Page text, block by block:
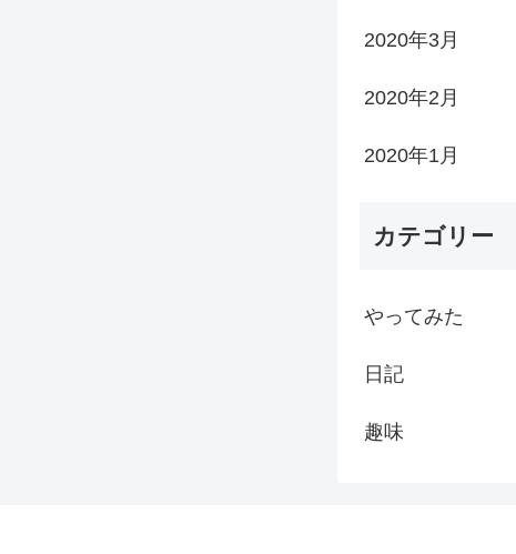
2020年3月
2020年2月
2020年1月
カテゴリー
やってみた
日記
趣味